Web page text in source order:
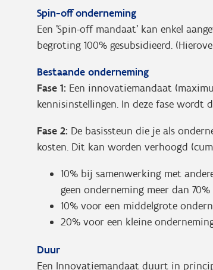
Spin-off onderneming
Een 'Spin-off mandaat' kan enkel
begroting 100% gesubsidieerd.
Bestaande onderneming
Fase 1: Een innovatiemandaat
kennisinstellingen. In deze fase wordt
Fase 2: De basissteun die je als
kosten. Dit kan worden verhoogd
10% bij samenwerking met
geen onderneming meer dan
10% voor een middelgrote
20% voor een kleine
Duur
Een Innovatiemandaat duurt in